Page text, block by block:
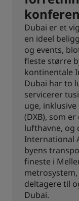
Dubai er et
en ideel
og events,
fleste større
kontinentale
Dubai har to
servicerer
uge,
(DXB), som
lufthavne, og
International
byens
fineste i
deltagere til
Dubai.